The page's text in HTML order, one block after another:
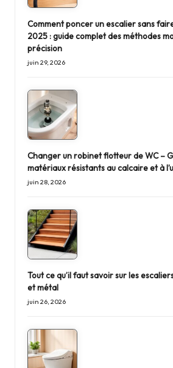
Comment poncer un escalier sans
2025 : guide complet des méthodes
précision
juin 29, 2026
Changer un robinet flotteur de WC –
matériaux résistants au calcaire et à
juin 28, 2026
Tout ce qu’il faut savoir sur les
et métal
juin 26, 2026